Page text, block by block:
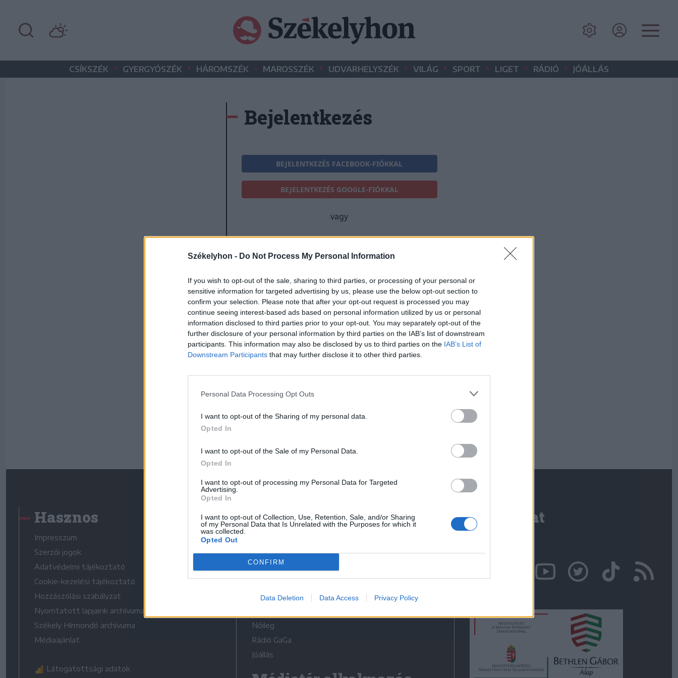
Székelyhon - Do Not Process My Personal Information
If you wish to opt-out of the sale, sharing to third parties, or processing of your personal or
sensitive information for targeted advertising by us, please use the below opt-out section to
confirm your selection. Please note that after your opt-out request is processed you may
continue seeing interest-based ads based on personal information utilized by us or personal
information disclosed to third parties prior to your opt-out. You may separately opt-out of the
further disclosure of your personal information by third parties on the IAB’s list of downstream
participants. This information may also be disclosed by us to third parties on the IAB’s List of
Downstream Participants that may further disclose it to other third parties.
Personal Data Processing Opt Outs
I want to opt-out of the Sharing of my personal data.
Opted In
I want to opt-out of the Sale of my Personal Data.
Opted In
I want to opt-out of processing my Personal Data for Targeted
Advertising.
Opted In
I want to opt-out of Collection, Use, Retention, Sale, and/or Sharing
of my Personal Data that Is Unrelated with the Purposes for which it
was collected.
Opted Out
CONFIRM
Data Deletion Data Access Privacy Policy
CSÍKSZÉK • GYERGYÓSZÉK • HÁROMSZÉK • MAROSSZÉK • UDVARHELYSZÉK • VILÁG • SPORT • LIGET • RÁDIÓ • JÓÁLLÁS
Bejelentkezés
BEJELENTKEZÉS FACEBOOK-FIÓKKAL
BEJELENTKEZÉS GOOGLE-FIÓKKAL
vagy
E-mail-cím
Jelszó
Elfelejtette a jelszavát?
BEJELENTKEZÉS
Hasznos
Impresszum
Szerzői jogok
Adatvédelmi tájékoztató
Cookie-kezelési tájékoztató
Hozzászólási szabályzat
Nyomtatott lapjaink archívuma
Székely Hírmondó archívuma
Médiaajánlat
Látogatottsági adatok
Médiatér
Liget
Krónika
Bihari Napló
Erdélyi Napló
Nőileg
Rádió GaGa
Jóállás
Kapcsolat